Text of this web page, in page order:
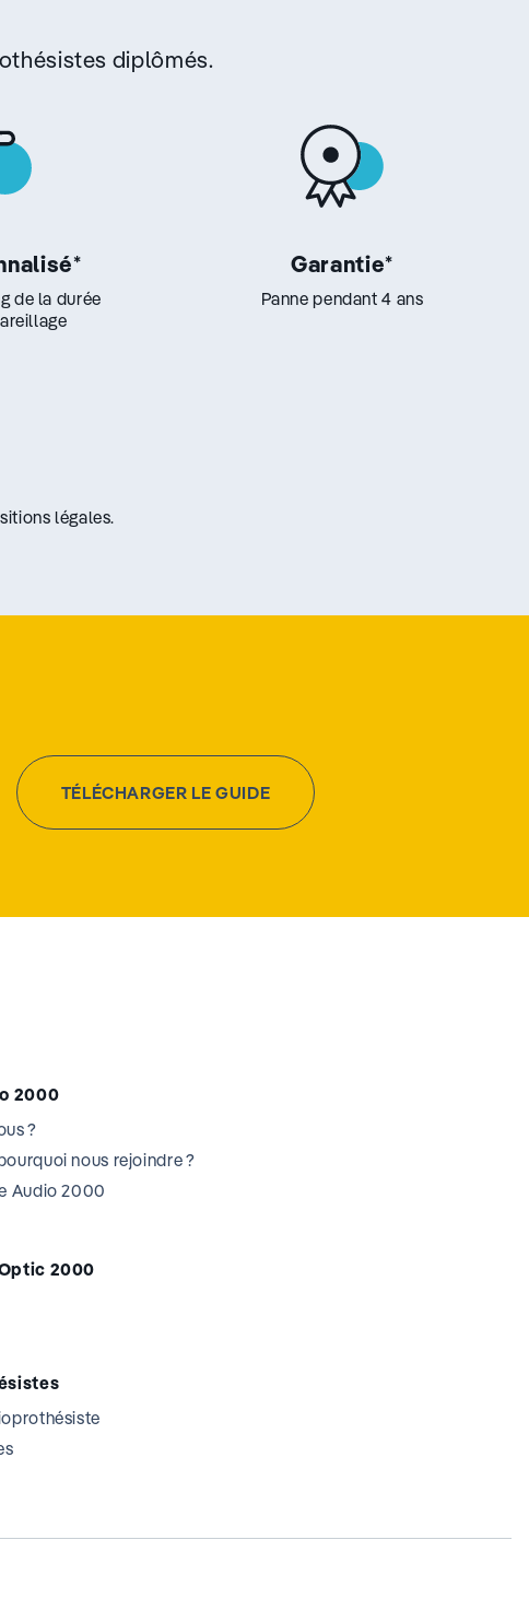
diplômés.
*
de la durée
Garantie*
Panne pendant 4 ans
légales.
TÉLÉCHARGER LE GUIDE
2000
?
nous rejoindre ?
Audio 2000
2000